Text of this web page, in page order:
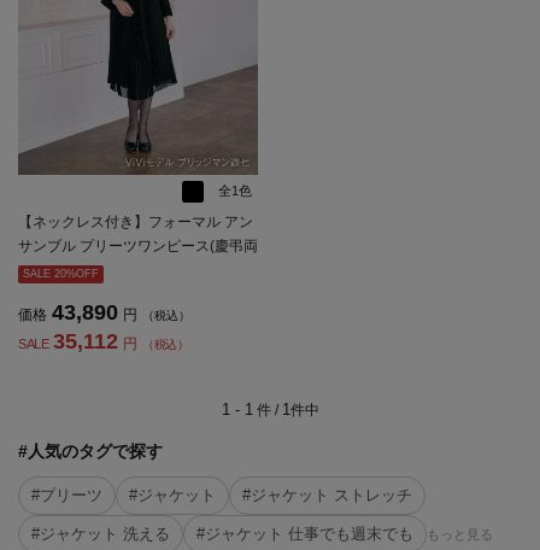
全1色
【ネックレス付き】フォーマル アン
サンブル プリーツワンピース(慶弔両
用)/ノーカラージャケット 黒無地 Vi
SALE 20%OFF
価格 43,890 円 （税込）
SALE 35,112 円 （税込）
1 - 1件 / 1件中
#人気のタグで探す
#プリーツ #ジャケット #ジャケット ストレッチ
#ジャケット 洗える #ジャケット 仕事でも週末でも もっと見る